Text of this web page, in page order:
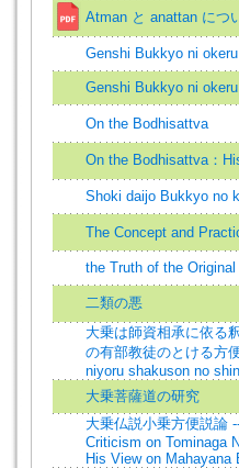
Atman と anattan につ
Genshi Bukkyo ni
Genshi Bukkyo ni
On the Bodhisattva
On the Bodhisattva：
Shoki daijo Bukkyo no
The Concept and
the Truth of the
二類の悪
大乗は師資相承に依る
の有部教徒のとける方
niyoru shakuson no
大乗菩薩道の研究
大乗仏説小乗方便説論
Criticism on Tominaga
His View on Mahayana